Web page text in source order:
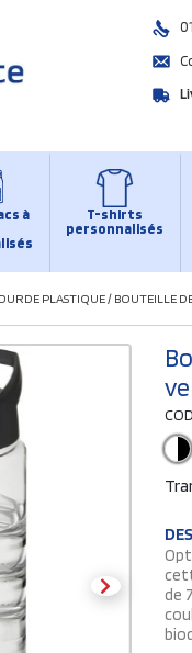
à
T-shirts
personnalisés
PLASTIQUE/ BOUTEILLE
de